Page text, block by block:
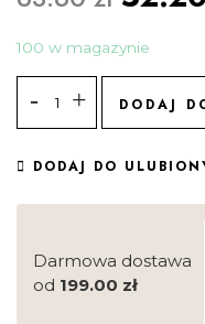
100 w magazynie
DODAJ
DODAJ DO
Darmowa dostawa
od 199.00 zł